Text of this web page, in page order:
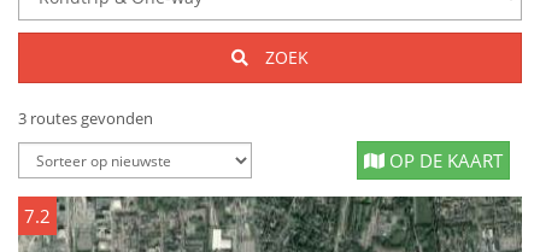
ZOEK
3 routes gevonden
OP DE KAART
7.2